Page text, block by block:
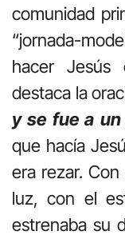
comunidad
“jornada-
hacer
destaca la
y se fue a un
que hacía
era rezar.
luz, con el
estrenaba su